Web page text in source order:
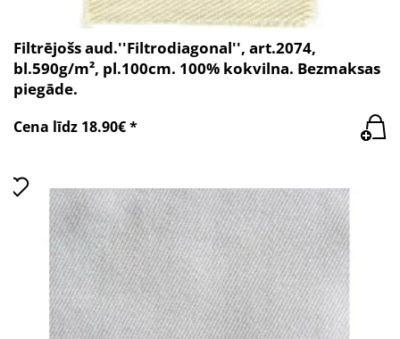
Filtrējošs aud.''Filtrodiagonal'', art.2074,
bl.590g/m², pl.100cm. 100% kokvilna. Bezmaksas
piegāde.
Cena līdz 18.90€ *